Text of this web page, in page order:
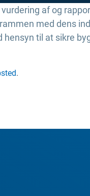
af og
med dens
til at sikre
.